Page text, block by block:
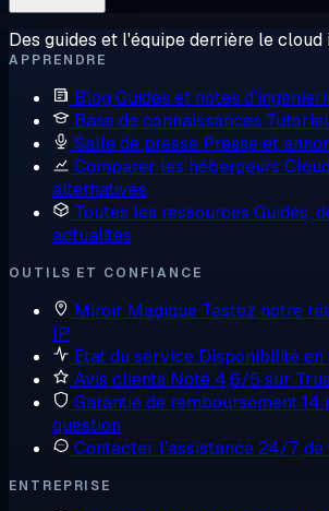
Des guides et l'équipe derrière le cloud
APPRENDRE
Blog Guides et notes
Base de connaissances
Salle de presse Presse et
Comparer les hébergeurs
alternatives
Toutes les ressources Guides,
actualités
OUTILS ET CONFIANCE
Miroir Magique Testez notre
IP
État du service Disponibilité
Avis clients Noté 4,6/5 sur
Garantie de remboursement14
question
Contacter l'assistance 24/7, de
ENTREPRISE